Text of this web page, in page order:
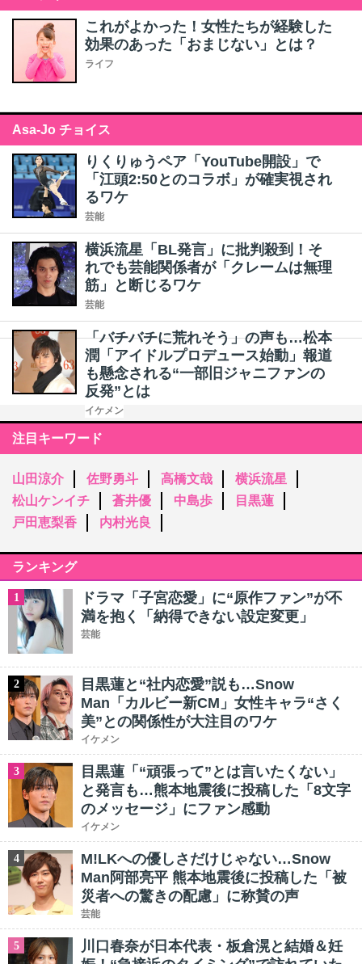
これがよかった！女性たちが経験した
効果のあった「おまじない」とは？
ライフ
Asa-Jo チョイス
りくりゅうペア「YouTube開設」で
「江頭2:50とのコラボ」が確実視され
るワケ
芸能
横浜流星「BL発言」に批判殺到！そ
れでも芸能関係者が「クレームは無理
筋」と断じるワケ
芸能
「バチバチに荒れそう」の声も…松本
潤「アイドルプロデュース始動」報道
も懸念される“一部旧ジャニファンの
反発”とは
イケメン
注目キーワード
山田涼介 佐野勇斗 高橋文哉
横浜流星
松山ケンイチ
蒼井優 中島歩
目黒蓮
戸田恵梨香
内村光良
ランキング
1
ドラマ「子宮恋愛」に“原作ファン”が不
満を抱く「納得できない設定変更」
芸能
2
目黒蓮と“社内恋愛”説も…Snow
Man「カルビー新CM」女性キャラ“さく
美”との関係性が大注目のワケ
イケメン
3
目黒蓮「“頑張って”とは言いたくない」
と発言も…熊本地震後に投稿した「8文字
のメッセージ」にファン感動
イケメン
4
M!LKへの優しさだけじゃない…Snow
Man阿部亮平 熊本地震後に投稿した「被
災者への驚きの配慮」に称賛の声
芸能
5
川口春奈が日本代表・板倉滉と結婚＆妊